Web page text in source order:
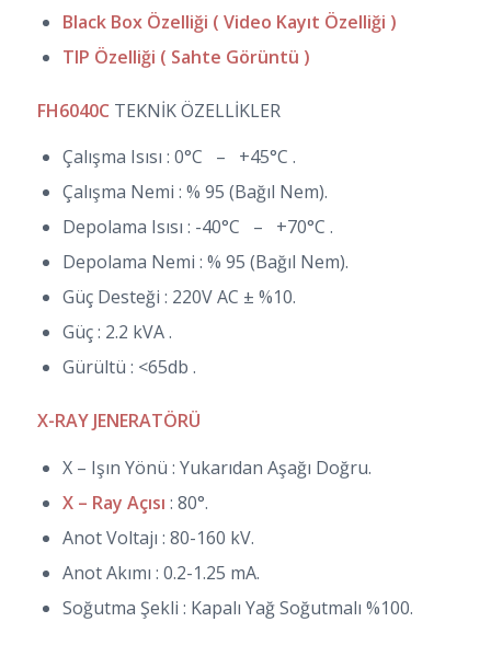
Black Box Özelliği ( Video Kayıt Özelliği )
TIP Özelliği ( Sahte Görüntü )
FH6040C TEKNİK ÖZELLİKLER
Çalışma Isısı : 0°C – +45°C .
Çalışma Nemi : % 95 (Bağıl Nem).
Depolama Isısı : -40°C – +70°C .
Depolama Nemi : % 95 (Bağıl Nem).
Güç Desteği : 220V AC ± %10.
Güç : 2.2 kVA .
Gürültü : <65db .
X-RAY JENERATÖRÜ
X – Işın Yönü : Yukarıdan Aşağı Doğru.
X – Ray Açısı : 80°.
Anot Voltajı : 80-160 kV.
Anot Akımı : 0.2-1.25 mA.
Soğutma Şekli : Kapalı Yağ Soğutmalı %100.